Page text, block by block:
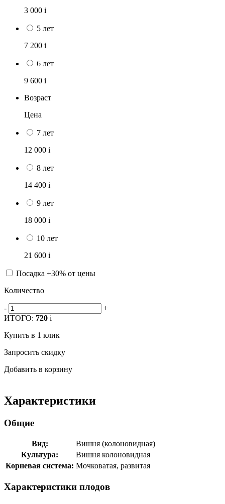
3 000 i
5 лет
7 200 i
6 лет
9 600 i
Возраст
Цена
7 лет
12 000 i
8 лет
14 400 i
9 лет
18 000 i
10 лет
21 600 i
Посадка +30% от цены
Количество
-
+
ИТОГО: 720 i
Купить в 1 клик
Запросить скидку
Добавить в корзину
Характеристики
Общие
Вид:
Вишня (колоновидная)
Культура:
Вишня колоновидная
Корневая система: Мочковатая, развитая
Характеристики плодов